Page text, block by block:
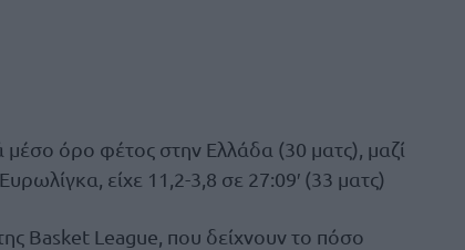
μέσο όρο φέτος στην Ελλάδα (30 ματς), μαζί
είχε 11,2-3,8 σε 27:09′ (33 ματς)
Basket League, που δείχνουν το πόσο